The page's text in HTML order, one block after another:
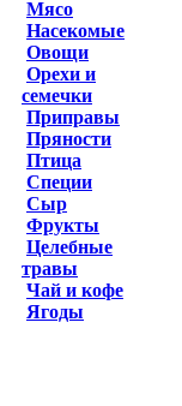
Мясо
Насекомые
Овощи
Орехи и
семечки
Приправы
Пряности
Птица
Специи
Сыр
Фрукты
Целебные
травы
Чай и кофе
Ягоды